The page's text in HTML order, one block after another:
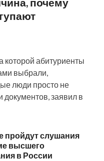
которой абитуриенты
выбрали,
люди просто не
документов, заявил в
пройдут слушания
высшего
в России